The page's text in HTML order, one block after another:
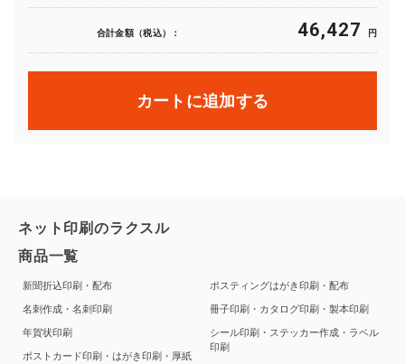
合計金額（税込）： 46,427 円
カートに追加する
ネット印刷のラクスル
商品一覧
新聞折込印刷・配布
名刺作成・名刺印刷
年賀状印刷
ポストカード印刷・はがき印刷・厚紙
ポスティングはがき印刷・配布
冊子印刷・カタログ印刷・製本印刷
シール印刷・ステッカー作成・ラベル
印刷